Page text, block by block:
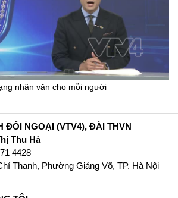
nhân văn cho mỗi người
ĐỐI NGOẠI (VTV4), ĐÀI THVN
Thu Hà
4428
Thanh, Phường Giảng Võ, TP. Hà Nội